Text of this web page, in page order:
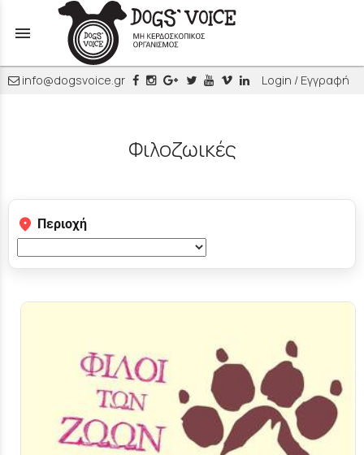
menu
info@dogsvoice.gr Login / Εγγραφή
Φιλοζωικές
Περιοχή